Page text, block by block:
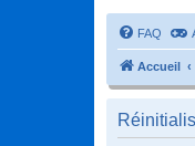
FAQ
Accueil